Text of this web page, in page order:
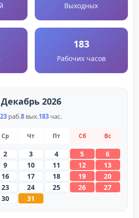
Выходных
183
Рабочих часов
Декабрь 2026
23 раб.8 вых.183 час.
Ср Чт Пт Сб Вс
2 3 4 5
6
9 10 11 12
13
16 17 18 19
20
23 24 25 26
27
30 31